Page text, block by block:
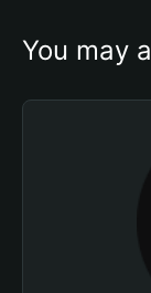
You may